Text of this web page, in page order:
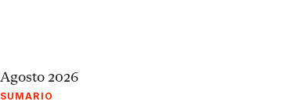
Agosto 2026
SUMARIO